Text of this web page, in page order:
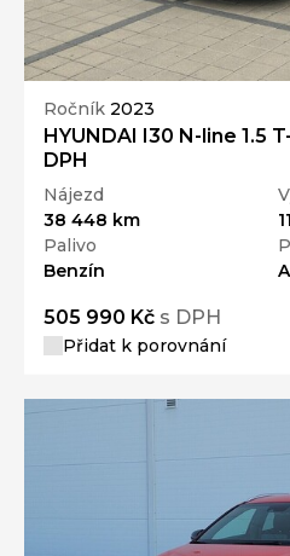
Ročník 2023
HYUNDAI I30 N-line 1.5
DPH
Nájezd
38 448 km
Palivo
Benzín
505 990 Kč s DPH
Přidat k porovnání